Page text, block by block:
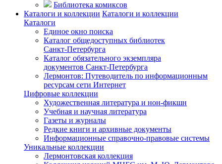
Библиотека комиксов
Каталоги и коллекции Каталоги и коллекции
Каталоги
Единое окно поиска
Каталог общедоступных библиотек
Санкт-Петербурга
Каталог обязательного экземпляра
документов Санкт-Петербурга
Лермонтов: Путеводитель по информационным
ресурсам сети Интернет
Цифровые коллекции
Художественная литература и нон-фикшн
Учебная и научная литература
Газеты и журналы
Редкие книги и архивные документы
Информационные справочно-правовые системы
Уникальные коллекции
Лермонтовская коллекция